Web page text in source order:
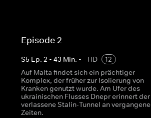
Episode 2
S5 Ep.2 •43 Min. • HD
12
Auf Malta findet sich ein prächtiger
Komplex, der früher zur Isolierung von
Kranken genutzt wurde. Am Ufer des
ukrainischen Flusses Dnepr erinnert der
verlassene Stalin-Tunnel an vergangene
Zeiten.